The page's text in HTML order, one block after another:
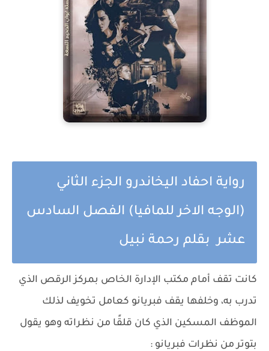
رواية احفاد اليخاندرو الجزء الثاني
(الوجه الاخر للمافيا) الفصل السادس
عشر بقلم رحمة نبيل
كانت تقف أمام مكتب الإدارة الخاص بمركز الرقص الذي
تدرب به، وخلفها يقف فبريانو كعامل تخويف لذلك
الموظف المسكين الذي كان قلقًا من نظراته وهو يقول
بتوتر من نظرات فبريانو :